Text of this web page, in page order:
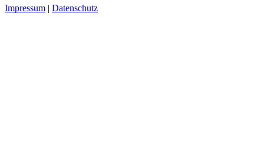
Impressum | Datenschutz